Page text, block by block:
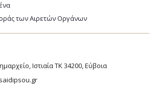
των Αιρετών Οργάνων
Ιστιαία ΤΚ 34200, Εύβοια